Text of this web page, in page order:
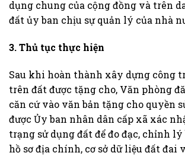
dụng chung của cộng đồng và trên
đất ủy ban chịu sự quản lý của nhà
3. Thủ tục thực hiện
Sau khi hoàn thành xây dựng công
trên đất được tặng cho, Văn phòng
căn cứ vào văn bản tặng cho quyền
được Ủy ban nhân dân cấp xã xác
trạng sử dụng đất để đo đạc, chỉnh
hồ sơ địa chính, cơ sở dữ liệu đất đai